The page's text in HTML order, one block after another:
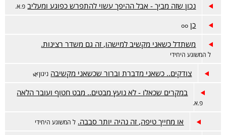
נכון שזה מביך - אבל ההיפך עשוי להתפרש כפוגע ומעליב פ.א.
כן oo
משתדל כשאני מקשיב למישהו, זה גם משדר רצינות.
ל המשוגע היחידי
צודקים.. כשאני מדברת וברור שכשאני מקשיבה ניגון🌿
במקרים שכאלו - לא נועץ מבטים.. מבט חטוף ועובר הלאה
פ.א.
או מחייך טיפה, זה נהיה יותר סבבה. ל המשוגע היחידי